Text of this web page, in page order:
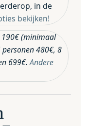
in de
bekijken!
190€ (minimaal
480€, 8
699€.Andere